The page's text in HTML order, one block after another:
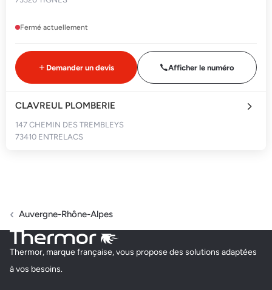
Fermé actuellement
Demander un devis Afficher le numéro
CLAVREUL PLOMBERIE
147 CHEMIN DES TREMBLEYS
73410 ENTRELACS
AE ENERGIE
73290 LA MOTTE SERVOLEX
Auvergne-Rhône-Alpes
Thermor, marque française, vous propose des solutions adaptées
à vos besoins.